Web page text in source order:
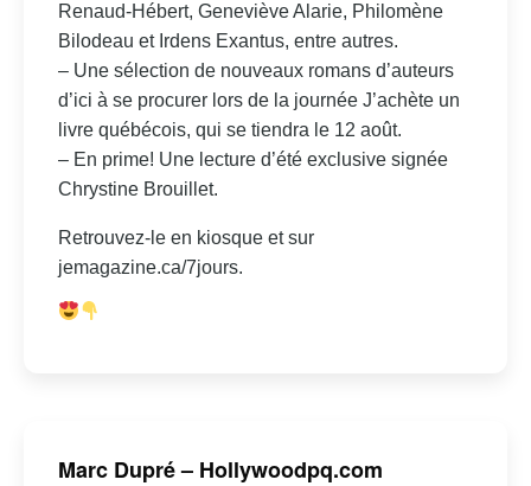
Renaud-Hébert, Geneviève Alarie, Philomène
Bilodeau et Irdens Exantus, entre autres.
– Une sélection de nouveaux romans d’auteurs
d’ici à se procurer lors de la journée J’achète un
livre québécois, qui se tiendra le 12 août.
– En prime! Une lecture d’été exclusive signée
Chrystine Brouillet.
Retrouvez-le en kiosque et sur
jemagazine.ca/7jours.
Marc Dupré – Hollywoodpq.com